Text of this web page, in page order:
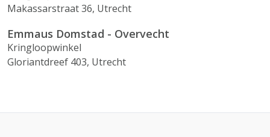
Makassarstraat 36, Utrecht
Emmaus Domstad - Overvecht
Kringloopwinkel
Gloriantdreef 403, Utrecht